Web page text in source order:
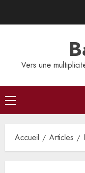
Vers une
Menu
principal
Accueil Articles